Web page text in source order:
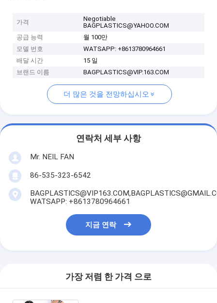
가격
Negotiable
BAGPLASTICS@YAHOO.COM
공급 능력
월 100만
모델 번호
WATSAPP: +8613780964661
배달 시간
15 일
브랜드 이름
BAGPLASTICS@VIP.163.COM
더 많은 것을 전망하십시오
연락처 세부 사항
Mr. NEIL FAN
86-535-323-6542
WATSAPP: +8613780964661
지금 연락
가장 저렴 한 가격 으로